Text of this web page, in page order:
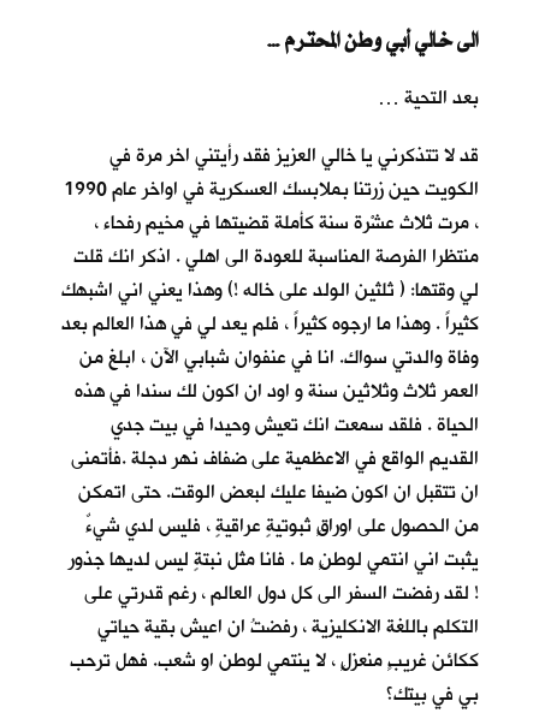
… الى خالي أبي وطن المحترم
بعد التحية …
قد لا تتذكرني يا خالي العزيز فقد رأيتني اخر مرة في
الكويت حين زرتنا بملابسك العسكرية في اواخر عام 1990
، مرت ثلاث عشْرة سنة كأملة قضيتها في مخيم رفحاء ،
منتظرا الفرصة المناسبة للعودة الى اهلي . اذكر انك قلت
لي وقتها: ( ثلثين الولد على خاله !) وهذا يعني اني اشبهك
كثيراً . وهذا ما ارجوه كثيراً ، فلم يعد لي في هذا العالم بعد
وفاة والدتي سواك. انا في عنفوان شبابي الآن ، ابلغ من
العمر ثلاث وثلاثين سنة و اود ان اكون لك سندا في هذه
الحياة . فلقد سمعت انك تعيش وحيدا في بيت جدي
القديم الواقع في الاعظمية على ضفاف نهر دجلة .فأتمنى
ان تتقبل ان اكون ضيفا عليك لبعض الوقت. حتى اتمكن
من الحصول على اوراقٍ ثبوتيةٍ عراقيةٍ ، فليس لدي شيءٌ
يثبت اني انتمي لوطنٍ ما . فانا مثل نبتةٍ ليس لديها جذور
! لقد رفضت السفر الى كل دول العالم ، رغم قدرتي على
التكلم باللغة الانكليزية ، رفضتُ ان اعيش بقية حياتي
ككائن غريبٍ منعزلٍ ، لا ينتمي لوطن او شعب. فهل ترحب
بي في بيتك؟